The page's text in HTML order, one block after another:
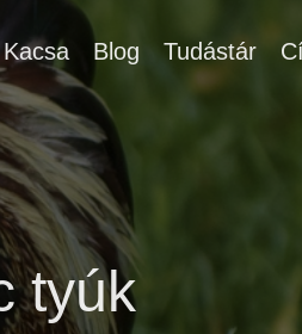
Kacsa Blog Tudástár
tyúk